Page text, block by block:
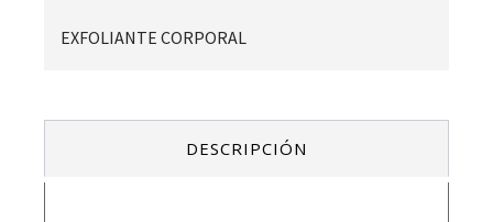
EXFOLIANTE CORPORAL
DESCRIPCIÓN